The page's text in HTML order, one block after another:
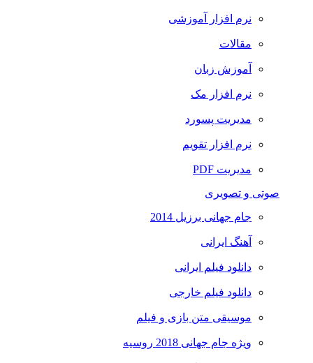
نرم افزار آموزشی
مقالات
آموزش زبان
نرم افزار مک
مدیریت پسورد
نرم افزار تقویم
مدیریت PDF
صوتی و تصویری
جام جهانی برزیل 2014
آهنگ ایرانی
دانلود فیلم ایرانی
دانلود فیلم خارجی
موسیقی متن بازی و فیلم
ویژه جام جهانی 2018 روسیه